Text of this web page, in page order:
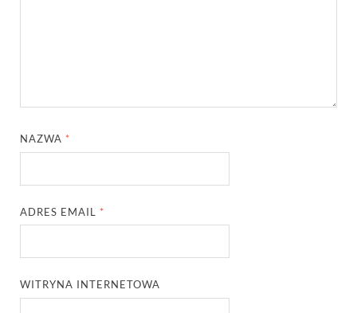
NAZWA *
ADRES EMAIL *
WITRYNA INTERNETOWA